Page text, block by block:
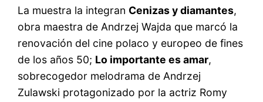
La muestra la integran Cenizas y diamantes,
obra maestra de Andrzej Wajda que marcó la
renovación del cine polaco y europeo de fines
de los años 50; Lo importante es amar,
sobrecogedor melodrama de Andrzej
Zulawski protagonizado por la actriz Romy